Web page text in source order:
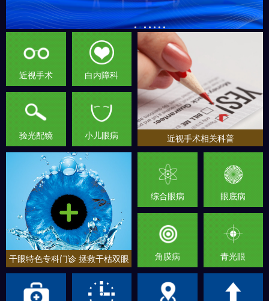
近视手术相关科普
近视手术 白内障科
验光配镜 小儿眼病
干眼特色专科门诊 拯救干枯双眼
综合眼病 眼底病
角膜病 青光眼